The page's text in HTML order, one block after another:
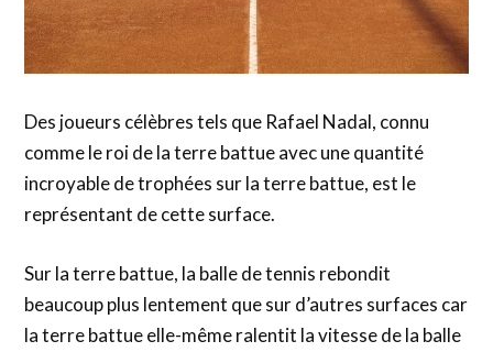
Des joueurs célèbres tels que Rafael Nadal, connu
comme le roi de la terre battue avec une quantité
incroyable de trophées sur la terre battue, est le
représentant de cette surface.
Sur la terre battue, la balle de tennis rebondit
beaucoup plus lentement que sur d’autres surfaces car
la terre battue elle-même ralentit la vitesse de la balle